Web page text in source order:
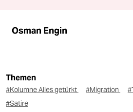
Osman Engin
Themen
#Kolumne Alles getürkt #Migration
#Satire